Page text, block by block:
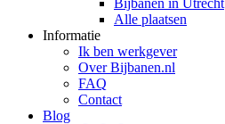
Bijbanen in Utrecht
Alle plaatsen
Informatie
Ik ben werkgever
Over Bijbanen.nl
FAQ
Contact
Blog